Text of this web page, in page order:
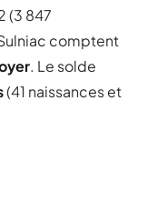
(3 847
comptent
. Le solde
(41 naissances et